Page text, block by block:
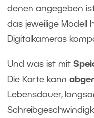
denen angegeben
das jeweilige Modell
Digitalkameras
Und was ist mit
Die Karte kann
Lebensdauer,